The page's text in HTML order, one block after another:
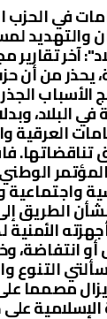
في الحزب
والتهديد
آخر
يحذر من أن
الأسباب
في البلاد،
العرقية
تناقضاتها.
واجتماعية
الطريق
الأمنية
انتفاضة،
التنوع
يزال مصمما
الإسلامية